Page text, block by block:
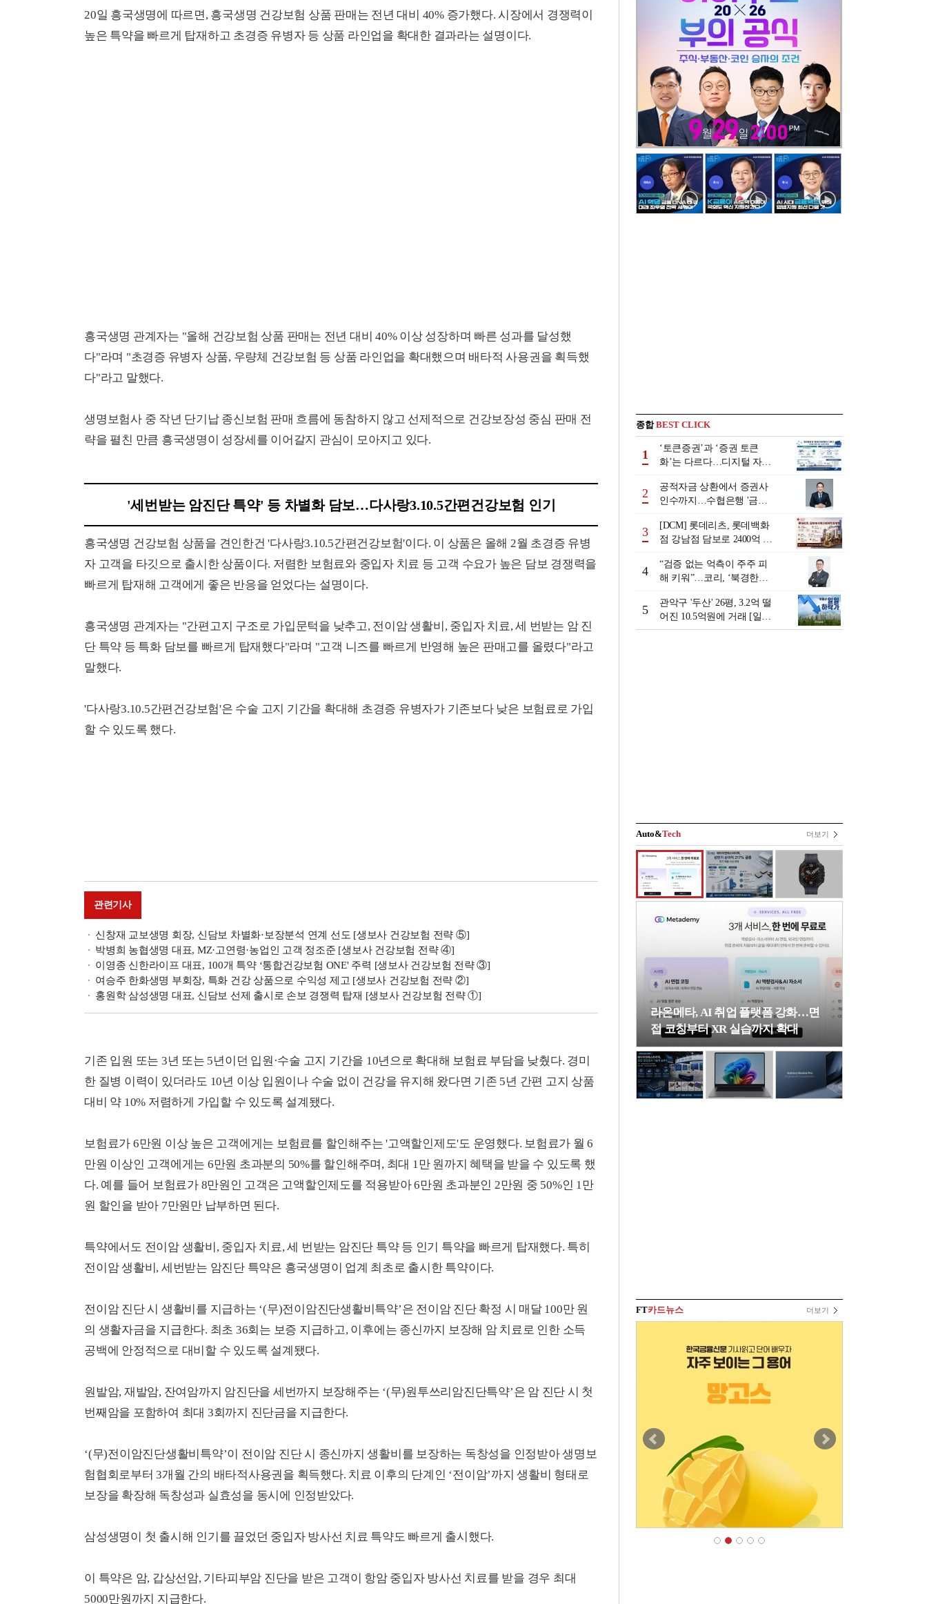
20일 흥국생명에 따르면, 흥국생명 건강보험 상품 판매는 전년 대비 40% 증가했다. 시장에서 경쟁력이
높은 특약을 빠르게 탑재하고 초경증 유병자 등 상품 라인업을 확대한 결과라는 설명이다.
흥국생명 관계자는 "올해 건강보험 상품 판매는 전년 대비 40% 이상 성장하며 빠른 성과를 달성했
다"라며 "초경증 유병자 상품, 우량체 건강보험 등 상품 라인업을 확대했으며 배타적 사용권을 획득했
다"라고 말했다.
생명보험사 중 작년 단기납 종신보험 판매 흐름에 동참하지 않고 선제적으로 건강보장성 중심 판매 전
략을 펼친 만큼 흥국생명이 성장세를 이어갈지 관심이 모아지고 있다.
'세번받는 암진단 특약' 등 차별화 담보…다사랑3.10.5간편건강보험 인기
흥국생명 건강보험 상품을 견인한건 '다사랑3.10.5간편건강보험'이다. 이 상품은 올해 2월 초경증 유병
자 고객을 타깃으로 출시한 상품이다. 저렴한 보험료와 중입자 치료 등 고객 수요가 높은 담보 경쟁력을
빠르게 탑재해 고객에게 좋은 반응을 얻었다는 설명이다.
흥국생명 관계자는 "간편고지 구조로 가입문턱을 낮추고, 전이암 생활비, 중입자 치료, 세 번받는 암 진
단 특약 등 특화 담보를 빠르게 탑재했다"라며 "고객 니즈를 빠르게 반영해 높은 판매고를 올렸다"라고
말했다.
'다사랑3.10.5간편건강보험'은 수술 고지 기간을 확대해 초경증 유병자가 기존보다 낮은 보험료로 가입
할 수 있도록 했다.
관련기사
신창재 교보생명 회장, 신담보 차별화·보장분석 연계 선도 [생보사 건강보험 전략 ⑤]
박병희 농협생명 대표, MZ·고연령·농업인 고객 정조준 [생보사 건강보험 전략 ④]
이영종 신한라이프 대표, 100개 특약 ‘통합건강보험 ONE' 주력 [생보사 건강보험 전략 ③]
여승주 한화생명 부회장, 특화 건강 상품으로 수익성 제고 [생보사 건강보험 전략 ②]
홍원학 삼성생명 대표, 신담보 선제 출시로 손보 경쟁력 탑재 [생보사 건강보험 전략 ①]
기존 입원 또는 3년 또는 5년이던 입원·수술 고지 기간을 10년으로 확대해 보험료 부담을 낮췄다. 경미
한 질병 이력이 있더라도 10년 이상 입원이나 수술 없이 건강을 유지해 왔다면 기존 5년 간편 고지 상품
대비 약 10% 저렴하게 가입할 수 있도록 설계됐다.
보험료가 6만원 이상 높은 고객에게는 보험료를 할인해주는 '고액할인제도'도 운영했다. 보험료가 월 6
만원 이상인 고객에게는 6만원 초과분의 50%를 할인해주며, 최대 1만 원까지 혜택을 받을 수 있도록 했
다. 예를 들어 보험료가 8만원인 고객은 고액할인제도를 적용받아 6만원 초과분인 2만원 중 50%인 1만
원 할인을 받아 7만원만 납부하면 된다.
특약에서도 전이암 생활비, 중입자 치료, 세 번받는 암진단 특약 등 인기 특약을 빠르게 탑재했다. 특히
전이암 생활비, 세번받는 암진단 특약은 흥국생명이 업계 최초로 출시한 특약이다.
전이암 진단 시 생활비를 지급하는 ‘(무)전이암진단생활비특약’은 전이암 진단 확정 시 매달 100만 원
의 생활자금을 지급한다. 최초 36회는 보증 지급하고, 이후에는 종신까지 보장해 암 치료로 인한 소득
공백에 안정적으로 대비할 수 있도록 설계됐다.
원발암, 재발암, 잔여암까지 암진단을 세번까지 보장해주는 ‘(무)원투쓰리암진단특약’은 암 진단 시 첫
번째암을 포함하여 최대 3회까지 진단금을 지급한다.
‘(무)전이암진단생활비특약’이 전이암 진단 시 종신까지 생활비를 보장하는 독창성을 인정받아 생명보
험협회로부터 3개월 간의 배타적사용권을 획득했다. 치료 이후의 단계인 ‘전이암’까지 생활비 형태로
보장을 확장해 독창성과 실효성을 동시에 인정받았다.
삼성생명이 첫 출시해 인기를 끌었던 중입자 방사선 치료 특약도 빠르게 출시했다.
이 특약은 암, 갑상선암, 기타피부암 진단을 받은 고객이 항암 중입자 방사선 치료를 받을 경우 최대
5000만원까지 지급한다.
종합BEST CLICK
1
‘토큰증권’과 ‘증권 토큰
화’는 다르다…디지털 자본
2
공적자금 상환에서 증권사
인수까지…수협은행 '금융
행 금융그룹의 꿈①]
3
[DCM] 롯데리츠, 롯데백화
점 강남점 담보로 2400억 조
4
“검증 없는 억측이 주주 피
해 키워”…코리, ‘북경한미
5
관악구 '두산' 26평, 3.2억 떨
어진 10.5억원에 거래 [일일
하락가]
Auto&Tech 더보기
라온메타, AI 취업 플랫폼 강화…면
접 코칭부터 XR 실습까지 확대
FT카드뉴스 더보기